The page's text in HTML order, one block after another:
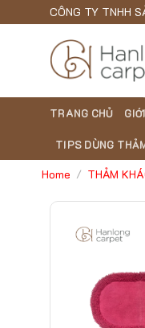
to
CÔNG TY TNHH
TRANG CHỦ
TIPS DÙNG
Home / THẢM